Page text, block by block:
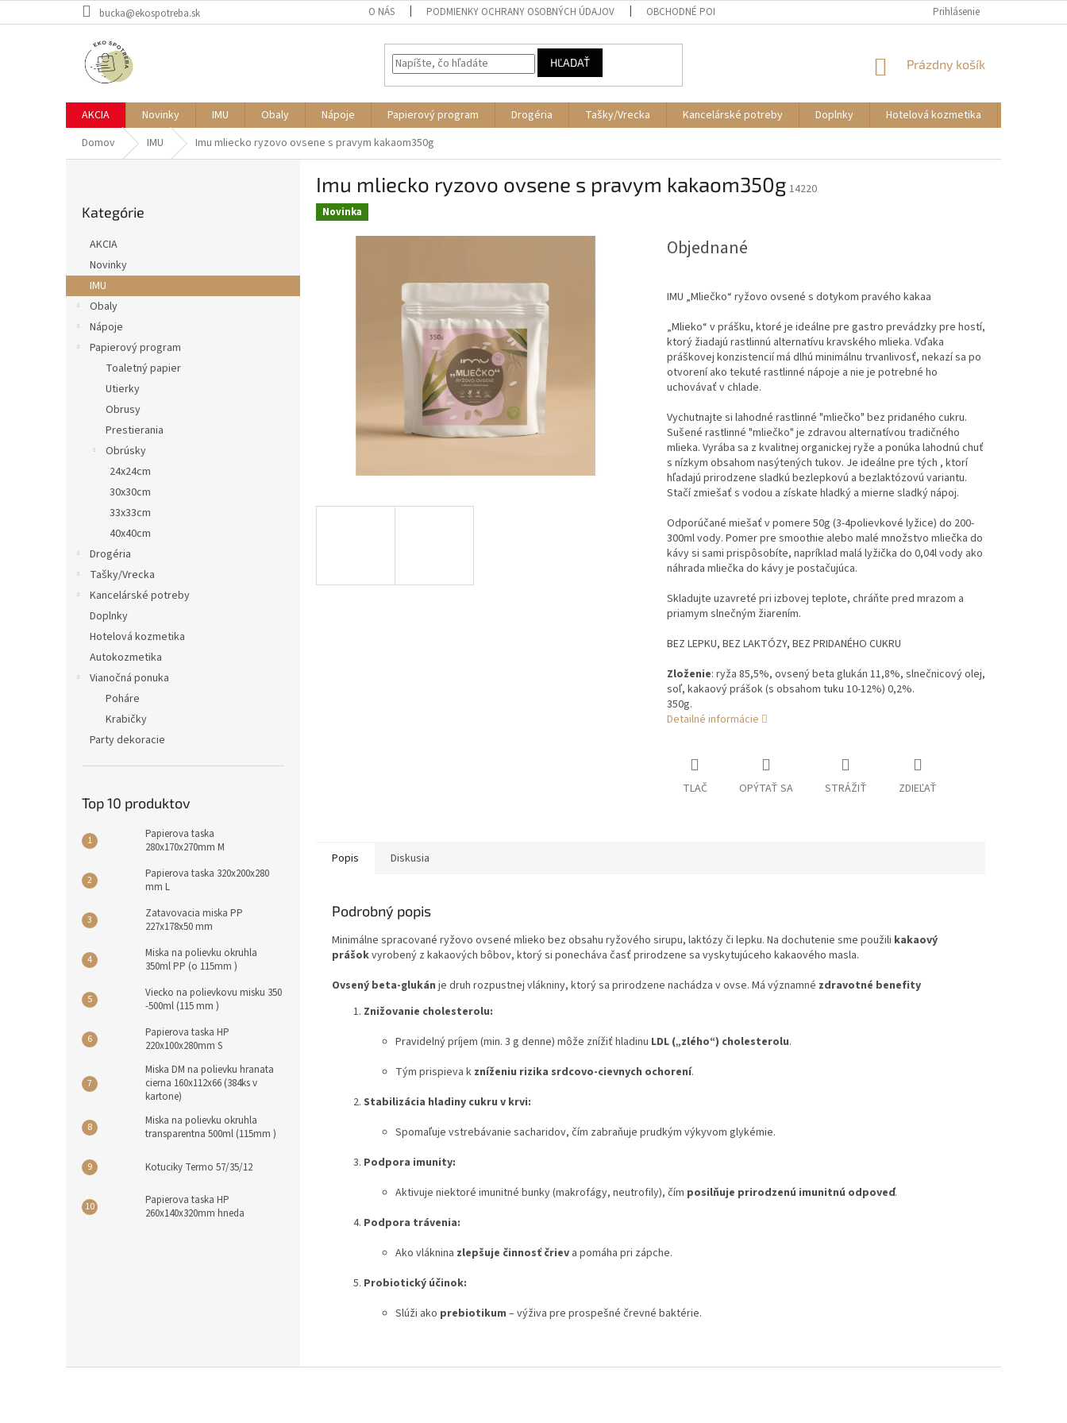
na
bucka@ekospotreba.sk O NÁS PODMIENKY OCHRANY OSOBNÝCH ÚDAJOV OBCHODNÉ PODMIENKY Prihlásenie
HĽADAŤ
NÁKUPNÝ
Prázdny košík
AKCIA Novinky IMU Obaly Nápoje Papierový program Drogéria Tašky/Vrecka Kancelárské potreby Doplnky Hotelová kozmetika
Domov
IMU Imu mliecko ryzovo ovsene s pravym kakaom350g
a
kategórie
Kategórie
AKCIA
Novinky
IMU
Obaly
Nápoje
Papierový program
Toaletný papier
Utierky
Obrusy
Prestierania
Obrúsky
24x24cm
30x30cm
33x33cm
40x40cm
Drogéria
Tašky/Vrecka
Kancelárské potreby
Doplnky
Hotelová kozmetika
Autokozmetika
Vianočná ponuka
Poháre
Krabičky
Party dekoracie
Top 10 produktov
Papierova taska
280x170x270mm M
Papierova taska 320x200x280
mm L
Zatavovacia miska PP
227x178x50 mm
Miska na polievku okruhla
350ml PP (o 115mm )
Viecko na polievkovu misku 350
-500ml (115 mm )
Papierova taska HP
220x100x280mm S
Miska DM na polievku hranata
cierna 160x112x66 (384ks v
kartone)
Miska na polievku okruhla
transparentna 500ml (115mm )
Kotuciky Termo 57/35/12
Papierova taska HP
260x140x320mm hneda
Imu mliecko ryzovo ovsene s pravym kakaom350g 14220
Novinka
Objednané
IMU „Mliečko“ ryžovo ovsené s dotykom pravého kakaa
„Mlieko“ v prášku, ktoré je ideálne pre gastro prevádzky pre hostí,
ktorý žiadajú rastlinnú alternatívu kravského mlieka. Vďaka
práškovej konzistencií má dlhú minimálnu trvanlivosť, nekazí sa po
otvorení ako tekuté rastlinné nápoje a nie je potrebné ho
uchovávať v chlade.
Vychutnajte si lahodné rastlinné "mliečko" bez pridaného cukru.
Sušené rastlinné "mliečko" je zdravou alternatívou tradičného
mlieka. Vyrába sa z kvalitnej organickej ryže a ponúka lahodnú chuť
s nízkym obsahom nasýtených tukov. Je ideálne pre tých , ktorí
hľadajú prirodzene sladkú bezlepkovú a bezlaktózovú variantu.
Stačí zmiešať s vodou a získate hladký a mierne sladký nápoj.
Odporúčané miešať v pomere 50g (3-4polievkové lyžice) do 200-
300ml vody. Pomer pre smoothie alebo malé množstvo mliečka do
kávy si sami prispôsobíte, napríklad malá lyžička do 0,04l vody ako
náhrada mliečka do kávy je postačujúca.
Skladujte uzavreté pri izbovej teplote, chráňte pred mrazom a
priamym slnečným žiarením.
BEZ LEPKU, BEZ LAKTÓZY, BEZ PRIDANÉHO CUKRU
Zloženie: ryža 85,5%, ovsený beta glukán 11,8%, slnečnicový olej,
soľ, kakaový prášok (s obsahom tuku 10-12%) 0,2%.
350g.
Detailné informácie
TLAČ OPÝTAŤ SA STRÁŽIŤ ZDIEĽAŤ
Popis Diskusia
Podrobný popis
Minimálne spracované ryžovo ovsené mlieko bez obsahu ryžového sirupu, laktózy či lepku. Na dochutenie sme použili kakaový
prášokvyrobený z kakaových bôbov, ktorý si ponecháva časť prirodzene sa vyskytujúceho kakaového masla.
Ovsený beta-glukán je druh rozpustnej vlákniny, ktorý sa prirodzene nachádza v ovse. Má významné zdravotné benefity
Znižovanie cholesterolu:
Pravidelný príjem (min. 3 g denne) môže znížiť hladinu LDL („zlého“) cholesterolu.
Tým prispieva k zníženiu rizika srdcovo-cievnych ochorení.
Stabilizácia hladiny cukru v krvi:
Spomaľuje vstrebávanie sacharidov, čím zabraňuje prudkým výkyvom glykémie.
Podpora imunity:
Aktivuje niektoré imunitné bunky (makrofágy, neutrofily), čím posilňuje prirodzenú imunitnú odpoveď.
Podpora trávenia:
Ako vláknina zlepšuje činnosť čriev a pomáha pri zápche.
Probiotický účinok:
Slúži ako prebiotikum – výživa pre prospešné črevné baktérie.